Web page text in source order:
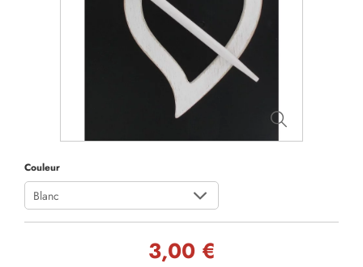
Couleur
Blanc
3,00 €